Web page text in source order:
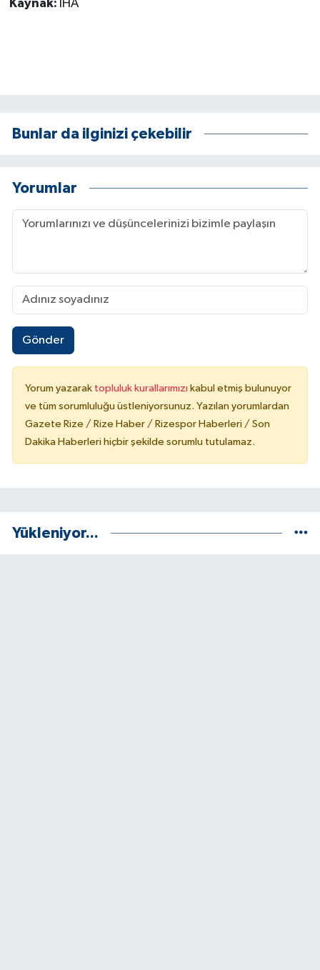
Kaynak: İHA
Bunlar da ilginizi çekebilir
Yorumlar
Gönder
Yorum yazarak topluluk kurallarımızı kabul etmiş bulunuyor
ve tüm sorumluluğu üstleniyorsunuz. Yazılan yorumlardan
Gazete Rize / Rize Haber / Rizespor Haberleri / Son
Dakika Haberleri hiçbir şekilde sorumlu tutulamaz.
Yükleniyor...